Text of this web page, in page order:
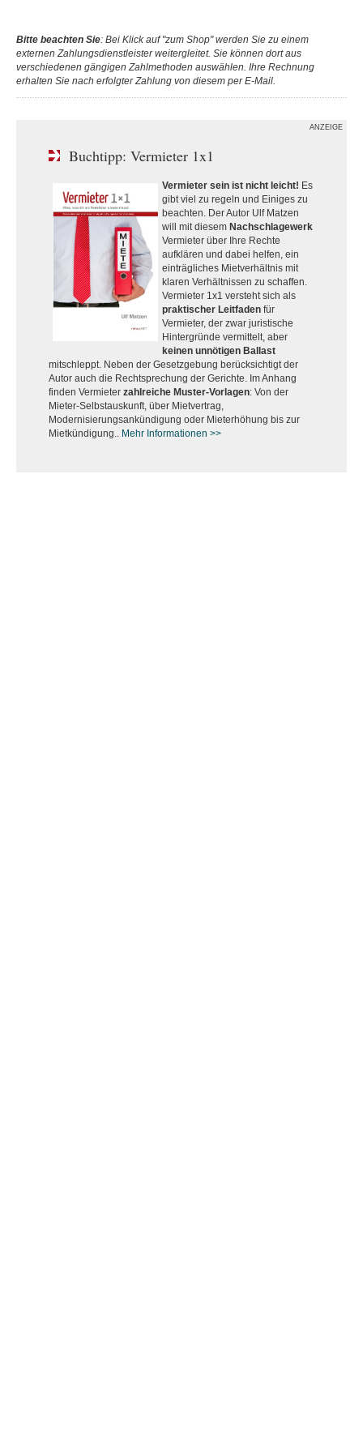
Bitte beachten Sie: Bei Klick auf "zum Shop" werden Sie zu einem
externen Zahlungsdienstleister weitergleitet. Sie können dort aus
verschiedenen gängigen Zahlmethoden auswählen. Ihre Rechnung
erhalten Sie nach erfolgter Zahlung von diesem per E-Mail.
ANZEIGE
Buchtipp: Vermieter 1x1
Vermieter sein ist nicht leicht! Es
gibt viel zu regeln und Einiges zu
beachten. Der Autor Ulf Matzen
will mit diesem Nachschlagewerk
Vermieter über Ihre Rechte
aufklären und dabei helfen, ein
einträgliches Mietverhältnis mit
klaren Verhältnissen zu schaffen.
Vermieter 1x1 versteht sich als
praktischer Leitfaden für
Vermieter, der zwar juristische
Hintergründe vermittelt, aber
keinen unnötigen Ballast
mitschleppt. Neben der Gesetzgebung berücksichtigt der
Autor auch die Rechtsprechung der Gerichte. Im Anhang
finden Vermieter zahlreiche Muster-Vorlagen: Von der
Mieter-Selbstauskunft, über Mietvertrag,
Modernisierungsankündigung oder Mieterhöhung bis zur
Mietkündigung.. Mehr Informationen >>